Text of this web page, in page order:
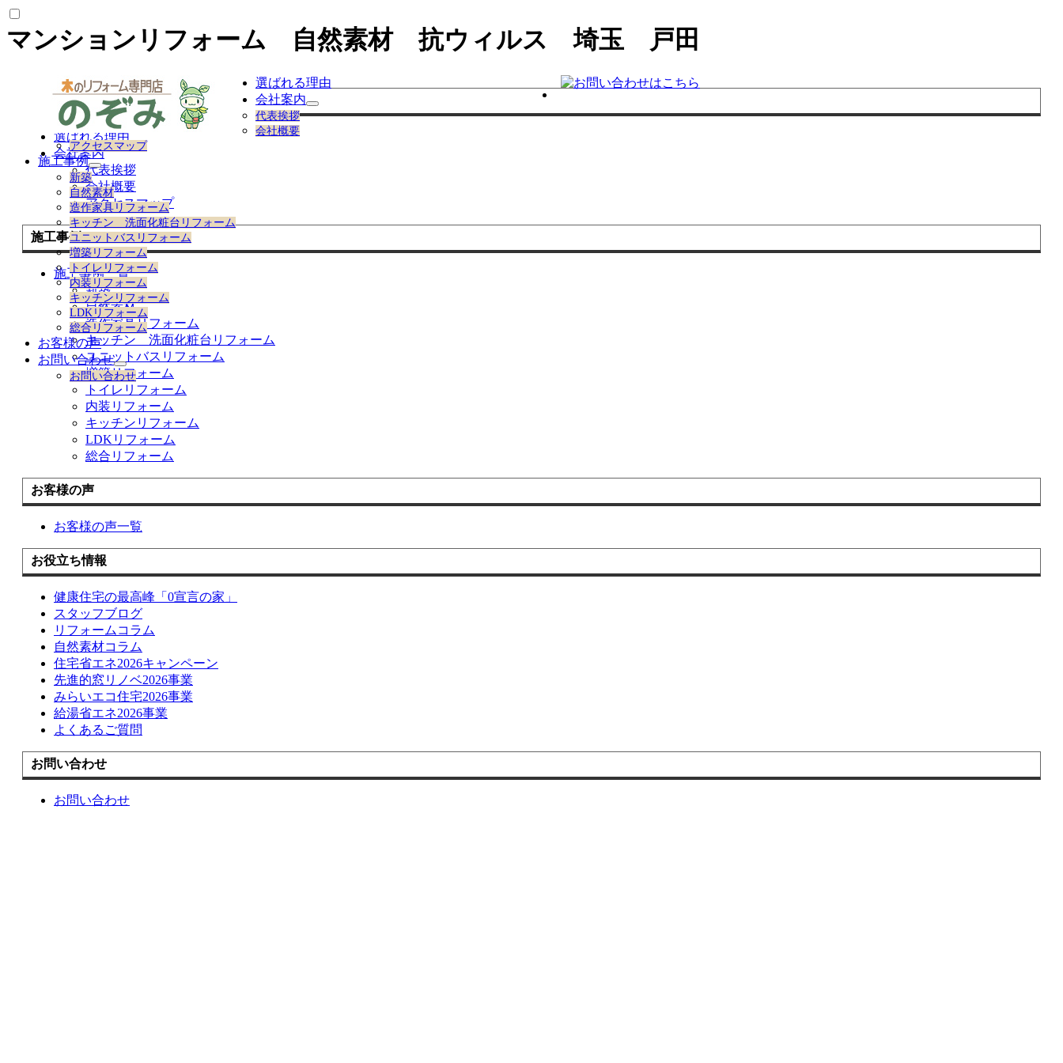
マンションリフォーム 自然素材 抗ウィルス 埼玉 戸田
選ばれる理由
会社案内
サ
開
代表挨拶
会社概要
アクセスマップ
施工事例
サ
ブ
メ
ニ
ュ
ー
を
展
開
新築
自然素材
造作家具リフォーム
キッチン 洗面化粧台リフォーム
ユニットバスリフォーム
増築リフォーム
トイレリフォーム
内装リフォーム
キッチンリフォーム
LDKリフォーム
総合リフォーム
お客様の声
お問い合わせ
サ
ブ
メ
ニ
ュ
ー
を
お問い合わせ
株式会社のぞみについて
選ばれる理由
会社案内
代表挨拶
会社概要
アクセスマップ
施工事例
施工事例一覧
新築
自然素材
造作家具リフォーム
キッチン 洗面化粧台リフォーム
ユニットバスリフォーム
増築リフォーム
トイレリフォーム
内装リフォーム
キッチンリフォーム
LDKリフォーム
総合リフォーム
お客様の声
お客様の声一覧
お役立ち情報
健康住宅の最高峰「0宣言の家」
スタッフブログ
リフォームコラム
自然素材コラム
住宅省エネ2026キャンペーン
先進的窓リノベ2026事業
みらいエコ住宅2026事業
給湯省エネ2026事業
よくあるご質問
お問い合わせ
お問い合わせ